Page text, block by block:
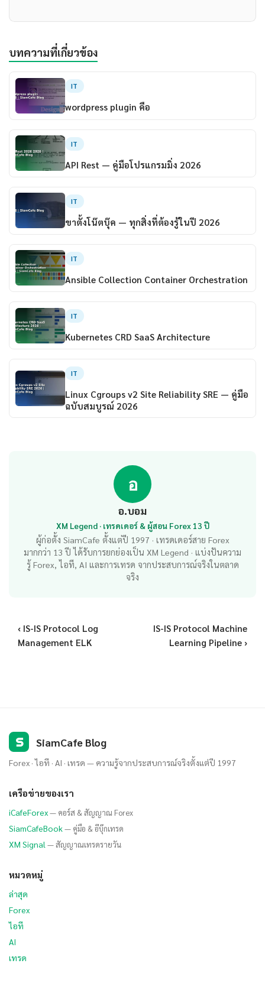
บทความที่เกี่ยวข้อง
IT
wordpress plugin คือ
IT
API Rest — คู่มือโปรแกรมมิ่ง 2026
IT
ขาตั้งโน๊ตบุ๊ค — ทุกสิ่งที่ต้องรู้ในปี 2026
IT
Ansible Collection Container Orchestration
IT
Kubernetes CRD SaaS Architecture
IT
Linux Cgroups v2 Site Reliability SRE — คู่มือ
ฉบับสมบูรณ์ 2026
อ
อ.บอม
XM Legend · เทรดเดอร์ & ผู้สอน Forex 13 ปี
ผู้ก่อตั้ง SiamCafe ตั้งแต่ปี 1997 · เทรดเดอร์สาย Forex
มากกว่า 13 ปี ได้รับการยกย่องเป็น XM Legend · แบ่งปันความ
รู้ Forex, ไอที, AI และการเทรด จากประสบการณ์จริงในตลาด
จริง
‹ IS-IS Protocol Log
Management ELK
IS-IS Protocol Machine
Learning Pipeline ›
S SiamCafe Blog
Forex · ไอที · AI · เทรด — ความรู้จากประสบการณ์จริงตั้งแต่ปี 1997
เครือข่ายของเรา
iCafeForex— คอร์ส & สัญญาณ Forex
SiamCafeBook— คู่มือ & อีบุ๊กเทรด
XM Signal — สัญญาณเทรดรายวัน
หมวดหมู่
ล่าสุด
Forex
ไอที
AI
เทรด